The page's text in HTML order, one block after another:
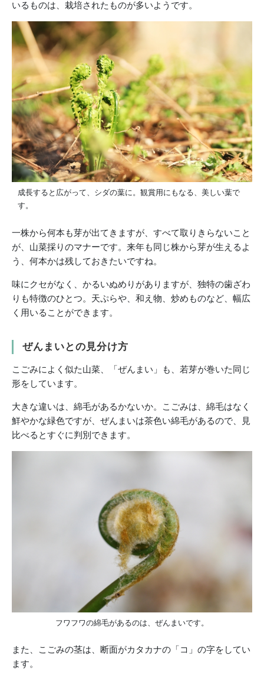
いるものは、栽培されたものが多いようです。
成長すると広がって、シダの葉に。観賞用にもなる、美しい葉で
す。
一株から何本も芽が出てきますが、すべて取りきらないこと
が、山菜採りのマナーです。来年も同じ株から芽が生えるよ
う、何本かは残しておきたいですね。
味にクセがなく、かるいぬめりがありますが、独特の歯ざわ
りも特徴のひとつ。天ぷらや、和え物、炒めものなど、幅広
く用いることができます。
ぜんまいとの見分け方
こごみによく似た山菜、「ぜんまい」も、若芽が巻いた同じ
形をしています。
大きな違いは、綿毛があるかないか。こごみは、綿毛はなく
鮮やかな緑色ですが、ぜんまいは茶色い綿毛があるので、見
比べるとすぐに判別できます。
フワフワの綿毛があるのは、ぜんまいです。
また、こごみの茎は、断面がカタカナの「コ」の字をしてい
ます。